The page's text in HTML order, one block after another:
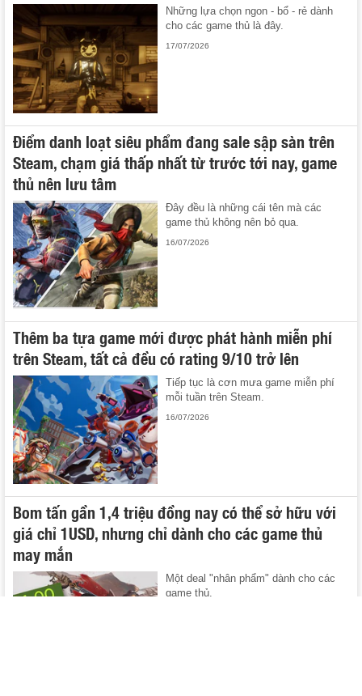
Những lựa chọn ngon - bổ - rẻ dành
cho các game thủ là đây.
17/07/2026
Điểm danh loạt siêu phẩm đang sale sập sàn trên
Steam, chạm giá thấp nhất từ trước tới nay, game
thủ nên lưu tâm
Đây đều là những cái tên mà các
game thủ không nên bỏ qua.
16/07/2026
Thêm ba tựa game mới được phát hành miễn phí
trên Steam, tất cả đều có rating 9/10 trở lên
Tiếp tục là cơn mưa game miễn phí
mỗi tuần trên Steam.
16/07/2026
Bom tấn gần 1,4 triệu đồng nay có thể sở hữu với
giá chỉ 1USD, nhưng chỉ dành cho các game thủ
may mắn
Một deal "nhân phẩm" dành cho các
game thủ.